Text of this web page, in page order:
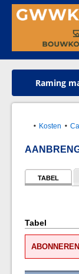
Raming
Kosten
TABEL
Tabel